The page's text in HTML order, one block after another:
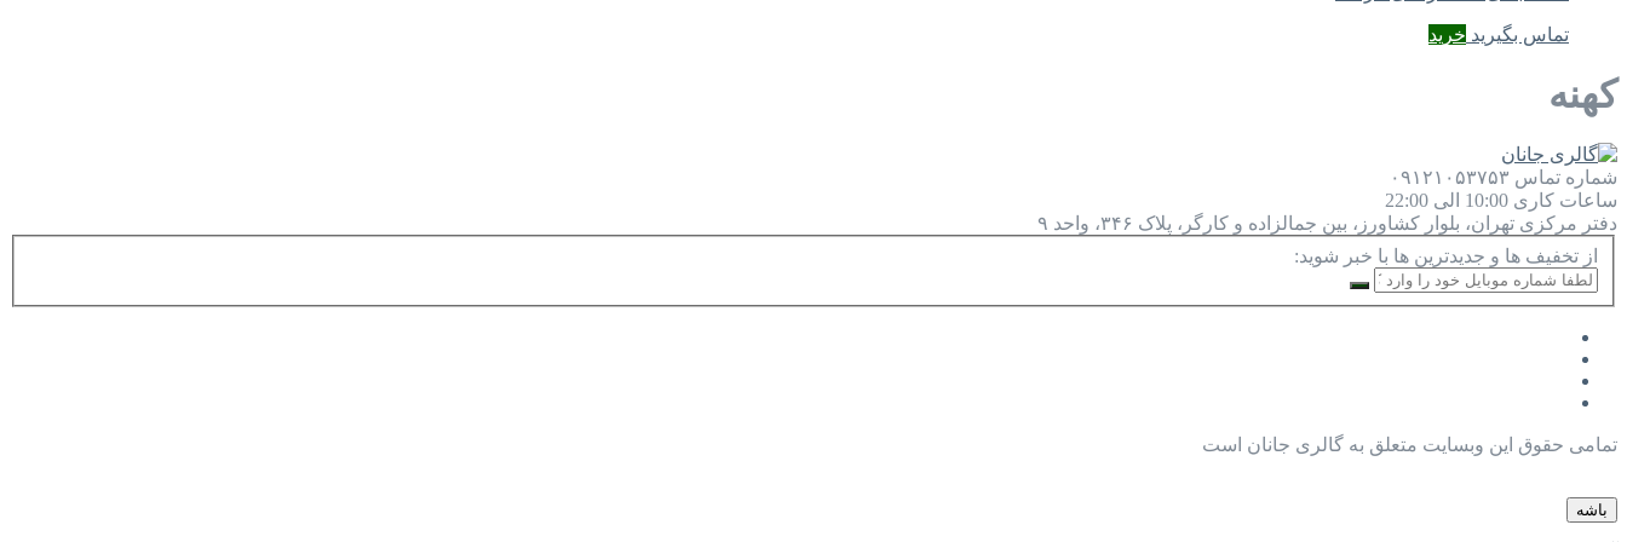
تماس بگیرید خرید
کهنه
شماره تماس ۰۹۱۲۱۰۵۳۷۵۳
ساعات کاری 10:00 الی 22:00
دفتر مرکزی تهران، بلوار کشاورز، بین جمالزاده و کارگر، پلاک ۳۴۶، واحد ۹
از تخفیف ها و جدیدترین ها با خبر شوید:
تمامی حقوق این وبسایت متعلق به گالری جانان است
باشه